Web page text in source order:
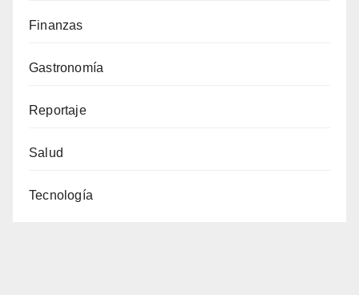
Finanzas
Gastronomía
Reportaje
Salud
Tecnología